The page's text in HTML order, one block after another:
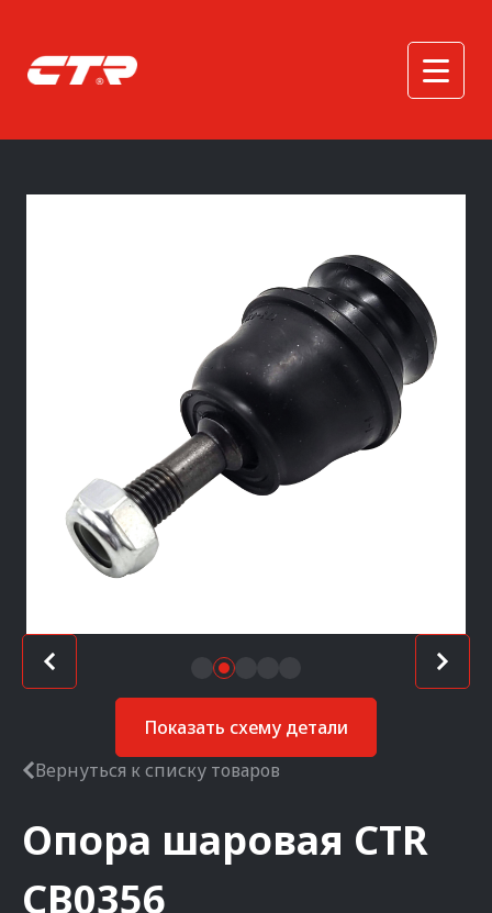
Показать схему детали
Вернуться к списку товаров
Опора шаровая CTR
CB0356